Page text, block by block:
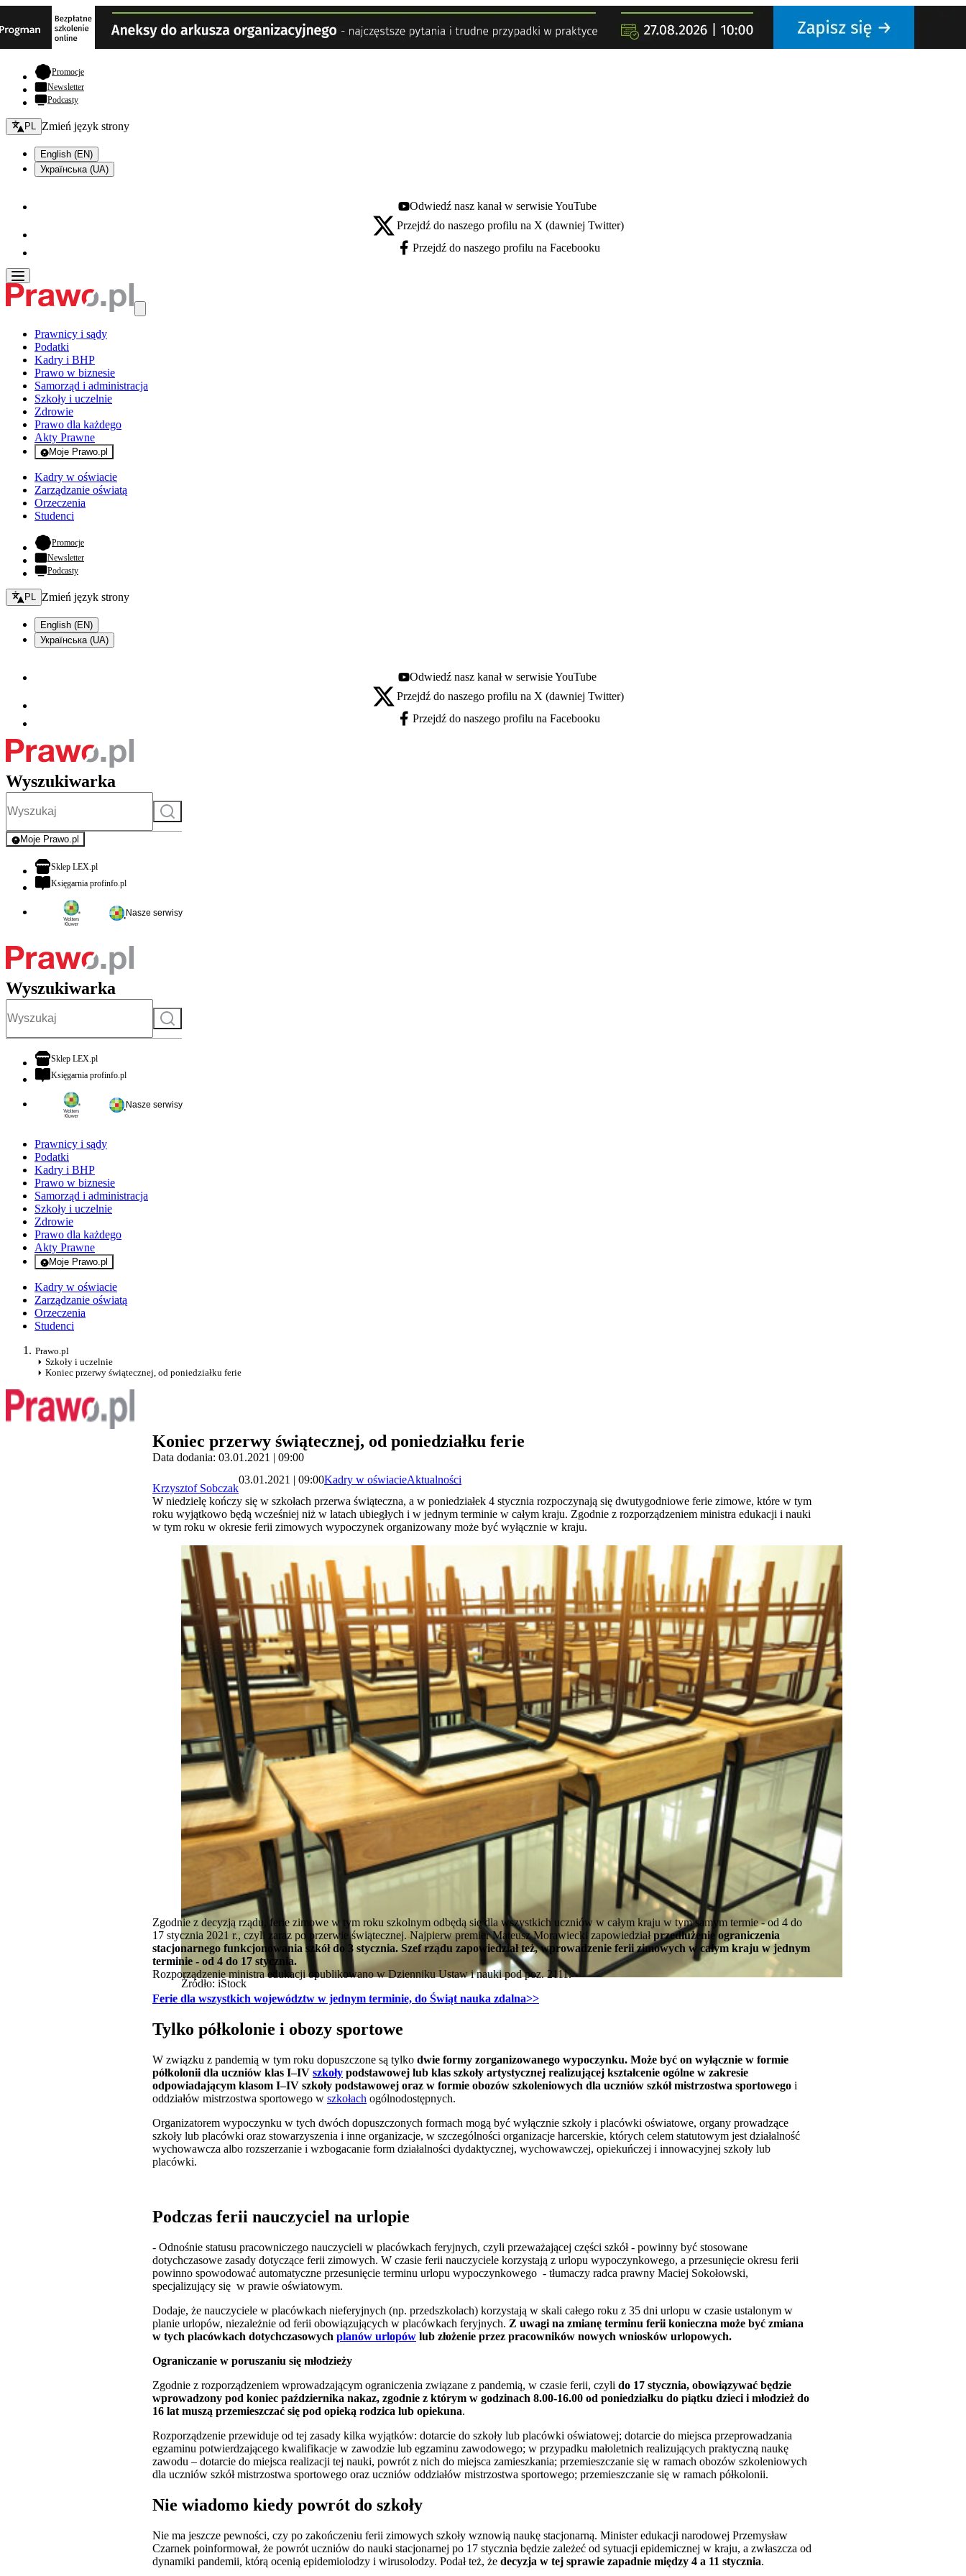
Promocje- otwiera się w nowej karcie
Newsletter
Podcasty
Zmień język - bieżący:
PL Zmień język strony
English (EN)
Українська (UA)
Youtube - otwiera się w nowej karcie
Odwiedź nasz kanał w serwisie YouTube
X - otwiera się w nowej karcie
Przejdź do naszego profilu na X (dawniej Twitter)
Facebook - otwiera się w nowej karcie
Przejdź do naszego profilu na Facebooku
Prawnicy i sądy
Podatki
Kadry i BHP
Prawo w biznesie
Samorząd i administracja
Szkoły i uczelnie
Zdrowie
Prawo dla każdego
Akty Prawne
Moje Prawo.pl
- rejestracja i logowanie do serwisu
Kadry w oświacie
Zarządzanie oświatą
Orzeczenia
Studenci
Promocje- otwiera się w nowej karcie
Newsletter
Podcasty
Zmień język - bieżący:
PL Zmień język strony
English (EN)
Українська (UA)
Youtube - otwiera się w nowej karcie
Odwiedź nasz kanał w serwisie YouTube
X - otwiera się w nowej karcie
Przejdź do naszego profilu na X (dawniej Twitter)
Facebook - otwiera się w nowej karcie
Przejdź do naszego profilu na Facebooku
Wyszukiwarka
Szukaj
Moje Prawo.pl
- rejestracja i logowanie do serwisu
Sklep LEX.plotwiera się w nowej karcie
Księgarnia profinfo.plotwiera się w nowej karcie
Nasze serwisy
Wyszukiwarka
Szukaj
Sklep LEX.plotwiera się w nowej karcie
Księgarnia profinfo.plotwiera się w nowej karcie
Nasze serwisy
Prawnicy i sądy
Podatki
Kadry i BHP
Prawo w biznesie
Samorząd i administracja
Szkoły i uczelnie
Zdrowie
Prawo dla każdego
Akty Prawne
Moje Prawo.pl
- rejestracja i logowanie do serwisu
Kadry w oświacie
Zarządzanie oświatą
Orzeczenia
Studenci
Prawo.pl
Szkoły i uczelnie
Koniec przerwy świątecznej, od poniedziałku ferie
Koniec przerwy świątecznej, od poniedziałku ferie
Data dodania: 03.01.2021 | 09:00
Krzysztof Sobczak
03.01.2021 | 09:00Kadry w oświacieAktualności
W niedzielę kończy się w szkołach przerwa świąteczna, a w poniedziałek 4 stycznia rozpoczynają się dwutygodniowe ferie zimowe, które w tym
roku wyjątkowo będą wcześniej niż w latach ubiegłych i w jednym terminie w całym kraju. Zgodnie z rozporządzeniem ministra edukacji i nauki
w tym roku w okresie ferii zimowych wypoczynek organizowany może być wyłącznie w kraju.
Źródło: iStock
Zgodnie z decyzją rządu, ferie zimowe w tym roku szkolnym odbędą się dla wszystkich uczniów w całym kraju w tym samym termie - od 4 do
17 stycznia 2021 r., czyli zaraz po przerwie świątecznej. Najpierw premier Mateusz Morawiecki zapowiedziałprzedłużenie ograniczenia
stacjonarnego funkcjonowania szkół do 3 stycznia. Szef rządu zapowiedział też, wprowadzenie ferii zimowych w całym kraju w jednym
terminie - od 4 do 17 stycznia.
Rozporządzenie ministra edukacji opublikowano w Dzienniku Ustaw i nauki pod poz. 2111.
Ferie dla wszystkich województw w jednym terminie, do Świąt nauka zdalna>>
Tylko półkolonie i obozy sportowe
W związku z pandemią w tym roku dopuszczone są tylko dwie formy zorganizowanego wypoczynku. Może być on wyłącznie w formie
półkolonii dla uczniów klas I–IV szkoły podstawowej lub klas szkoły artystycznej realizującej kształcenie ogólne w zakresie
odpowiadającym klasom I–IV szkoły podstawowej oraz w formie obozów szkoleniowych dla uczniów szkół mistrzostwa sportowego i
oddziałów mistrzostwa sportowego w szkołach ogólnodostępnych.
Organizatorem wypoczynku w tych dwóch dopuszczonych formach mogą być wyłącznie szkoły i placówki oświatowe, organy prowadzące
szkoły lub placówki oraz stowarzyszenia i inne organizacje, w szczególności organizacje harcerskie, których celem statutowym jest działalność
wychowawcza albo rozszerzanie i wzbogacanie form działalności dydaktycznej, wychowawczej, opiekuńczej i innowacyjnej szkoły lub
placówki.
Podczas ferii nauczyciel na urlopie
- Odnośnie statusu pracowniczego nauczycieli w placówkach feryjnych, czyli przeważającej części szkół - powinny być stosowane
dotychczasowe zasady dotyczące ferii zimowych. W czasie ferii nauczyciele korzystają z urlopu wypoczynkowego, a przesunięcie okresu ferii
powinno spowodować automatyczne przesunięcie terminu urlopu wypoczynkowego - tłumaczy radca prawny Maciej Sokołowski,
specjalizujący się w prawie oświatowym.
Dodaje, że nauczyciele w placówkach nieferyjnych (np. przedszkolach) korzystają w skali całego roku z 35 dni urlopu w czasie ustalonym w
planie urlopów, niezależnie od ferii obowiązujących w placówkach feryjnych. Z uwagi na zmianę terminu ferii konieczna może być zmiana
w tych placówkach dotychczasowych planów urlopów lub złożenie przez pracowników nowych wniosków urlopowych.
Ograniczanie w poruszaniu się młodzieży
Zgodnie z rozporządzeniem wprowadzającym ograniczenia związane z pandemią, w czasie ferii, czyli do 17 stycznia, obowiązywać będzie
wprowadzony pod koniec października nakaz, zgodnie z którym w godzinach 8.00-16.00 od poniedziałku do piątku dzieci i młodzież do
16 lat muszą przemieszczać się pod opieką rodzica lub opiekuna.
Rozporządzenie przewiduje od tej zasady kilka wyjątków: dotarcie do szkoły lub placówki oświatowej; dotarcie do miejsca przeprowadzania
egzaminu potwierdzającego kwalifikacje w zawodzie lub egzaminu zawodowego; w przypadku małoletnich realizujących praktyczną naukę
zawodu – dotarcie do miejsca realizacji tej nauki, powrót z nich do miejsca zamieszkania; przemieszczanie się w ramach obozów szkoleniowych
dla uczniów szkół mistrzostwa sportowego oraz uczniów oddziałów mistrzostwa sportowego; przemieszczanie się w ramach półkolonii.
Nie wiadomo kiedy powrót do szkoły
Nie ma jeszcze pewności, czy po zakończeniu ferii zimowych szkoły wznowią naukę stacjonarną. Minister edukacji narodowej Przemysław
Czarnek poinformował, że powrót uczniów do nauki stacjonarnej po 17 stycznia będzie zależeć od sytuacji epidemicznej w kraju, a zwłaszcza od
dynamiki pandemii, którą ocenią epidemiolodzy i wirusolodzy. Podał też, że decyzja w tej sprawie zapadnie między 4 a 11 stycznia.